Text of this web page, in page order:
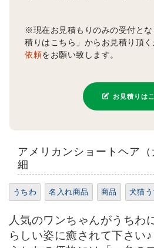
※現在お見積もりのみの受付と
積りはこちら」からお見積り頂く
依頼をお願い致します。
お見積りは
アメリカンショートヘア
細
うちわ 名入れ商品 商品 犬猫
人気のワンちゃんがうちわ
らしい姿に癒されて下さい♪